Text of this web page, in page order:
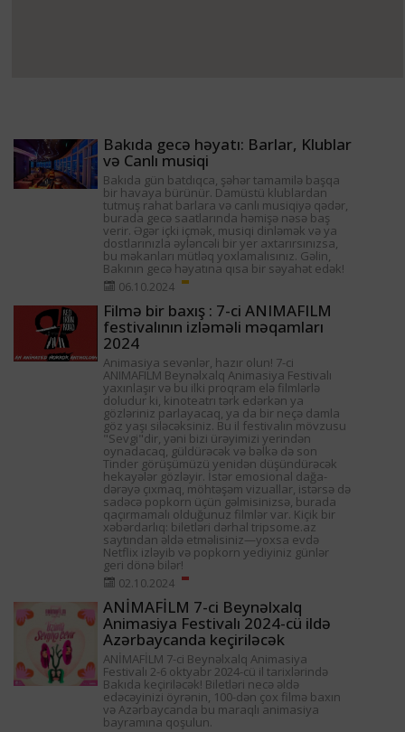
Bakıda gecə həyatı: Barlar, Klublar
və Canlı musiqi
Bakıda gün batdıqca, şəhər tamamilə başqa
bir havaya bürünür. Damüstü klublardan
tutmuş rahat barlara və canlı musiqiyə qədər,
burada gecə saatlarında həmişə nəsə baş
verir. Əgər içki içmək, musiqi dinləmək və ya
dostlarınızla əyləncəli bir yer axtarırsınızsa,
bu məkanları mütləq yoxlamalısınız. Gəlin,
Bakının gecə həyatına qısa bir səyahət edək!
06.10.2024
Filmə bir baxış : 7-ci ANIMAFILM
festivalının izləməli məqamları
2024
Animasiya sevənlər, hazır olun! 7-ci
ANIMAFILM Beynəlxalq Animasiya Festivalı
yaxınlaşır və bu ilki proqram elə filmlərlə
doludur ki, kinoteatrı tərk edərkən ya
gözləriniz parlayacaq, ya da bir neçə damla
göz yaşı siləcəksiniz. Bu il festivalın mövzusu
"Sevgi"dir, yəni bizi ürəyimizi yerindən
oynadacaq, güldürəcək və bəlkə də son
Tinder görüşümüzü yenidən düşündürəcək
hekayələr gözləyir. İstər emosional dağa-
dərəyə çıxmaq, möhtəşəm vizuallar, istərsə də
sadəcə popkorn üçün gəlmisinizsə, burada
qaçırmamalı olduğunuz filmlər var. Kiçik bir
xəbərdarlıq: biletləri dərhal tripsome.az
saytından əldə etməlisiniz—yoxsa evdə
Netflix izləyib və popkorn yediyiniz günlər
geri dönə bilər!
02.10.2024
ANİMAFİLM 7-ci Beynəlxalq
Animasiya Festivalı 2024-cü ildə
Azərbaycanda keçiriləcək
ANİMAFİLM 7-ci Beynəlxalq Animasiya
Festivalı 2-6 oktyabr 2024-cü il tarixlərində
Bakıda keçiriləcək! Biletləri necə əldə
edəcəyinizi öyrənin, 100-dən çox filmə baxın
və Azərbaycanda bu maraqlı animasiya
bayramına qoşulun.